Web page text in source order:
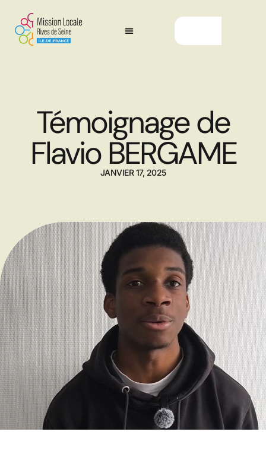
Témoignage de
Flavio BERGAME
JANVIER 17, 2025